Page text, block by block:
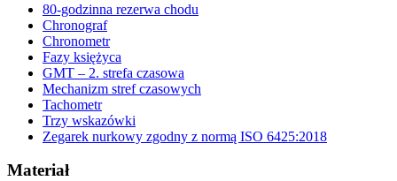
80-godzinna rezerwa chodu
Chronograf
Chronometr
Fazy księżyca
GMT – 2. strefa czasowa
Mechanizm stref czasowych
Tachometr
Trzy wskazówki
Zegarek nurkowy zgodny z normą ISO 6425:2018
Materiał